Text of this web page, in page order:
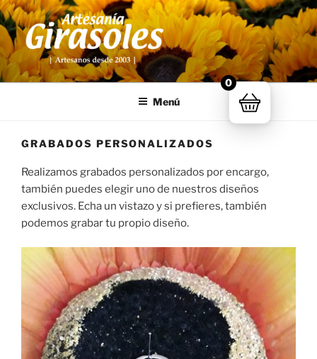
Saltar
al
contenido
ARTESANÍA GIRASOLES
Artesanía de Extremadura
Menú
GRABADOS PERSONALIZADOS
Realizamos grabados personalizados por encargo,
también puedes elegir uno de nuestros diseños
exclusivos. Echa un vistazo y si prefieres, también
podemos grabar tu propio diseño.
0